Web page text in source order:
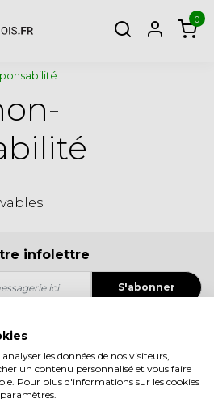
0
infolettre
S'abonner
vos informations avec qui que ce
compte : suivez vos
les données de nos visiteurs,
un contenu personnalisé et vous faire
Pour plus d'informations sur les cookies